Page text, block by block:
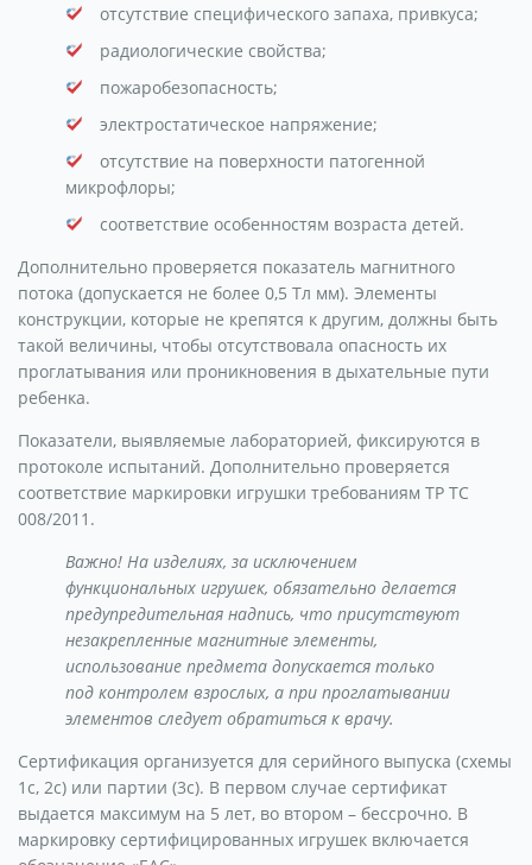
отсутствие специфического запаха, привкуса;
радиологические свойства;
пожаробезопасность;
электростатическое напряжение;
отсутствие на поверхности патогенной
микрофлоры;
соответствие особенностям возраста детей.
Дополнительно проверяется показатель магнитного
потока (допускается не более 0,5 Тл мм). Элементы
конструкции, которые не крепятся к другим, должны быть
такой величины, чтобы отсутствовала опасность их
проглатывания или проникновения в дыхательные пути
ребенка.
Показатели, выявляемые лабораторией, фиксируются в
протоколе испытаний. Дополнительно проверяется
соответствие маркировки игрушки требованиям ТР ТС
008/2011.
Важно! На изделиях, за исключением
функциональных игрушек, обязательно делается
предупредительная надпись, что присутствуют
незакрепленные магнитные элементы,
использование предмета допускается только
под контролем взрослых, а при проглатывании
элементов следует обратиться к врачу.
Сертификация организуется для серийного выпуска (схемы
1с, 2с) или партии (3с). В первом случае сертификат
выдается максимум на 5 лет, во втором – бессрочно. В
маркировку сертифицированных игрушек включается